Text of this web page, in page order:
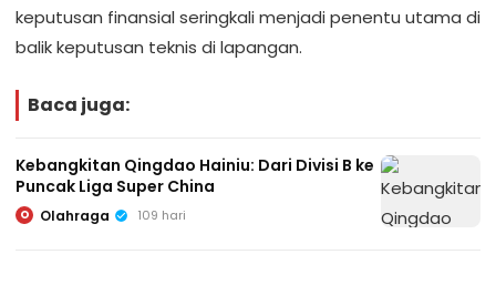
keputusan finansial seringkali menjadi penentu utama di
balik keputusan teknis di lapangan.
Baca juga:
Kebangkitan Qingdao Hainiu: Dari Divisi B ke
Puncak Liga Super China
O Olahraga 109 hari